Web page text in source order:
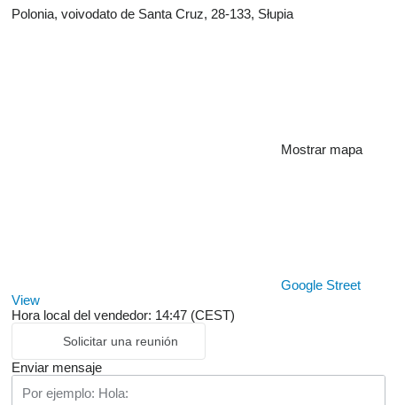
Polonia, voivodato de Santa Cruz, 28-133, Słupia
Mostrar mapa
Google Street
View
Hora local del vendedor: 14:47 (CEST)
Solicitar una reunión
Enviar mensaje